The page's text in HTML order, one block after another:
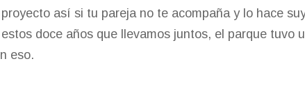
así si tu pareja no te acompaña y lo hace
doce años que llevamos juntos, el parque tuvo
eso.